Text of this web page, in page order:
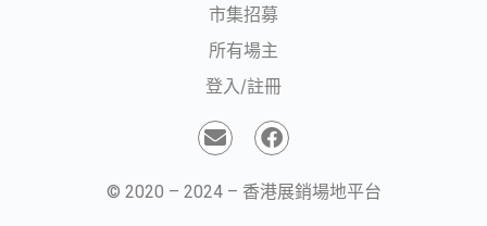
市集招募
所有場主
登入/註冊
© 2020 – 2024 – 香港展銷場地平台